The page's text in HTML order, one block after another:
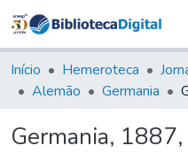
&
Início Hemeroteca
Alemão
Germania
Germania,